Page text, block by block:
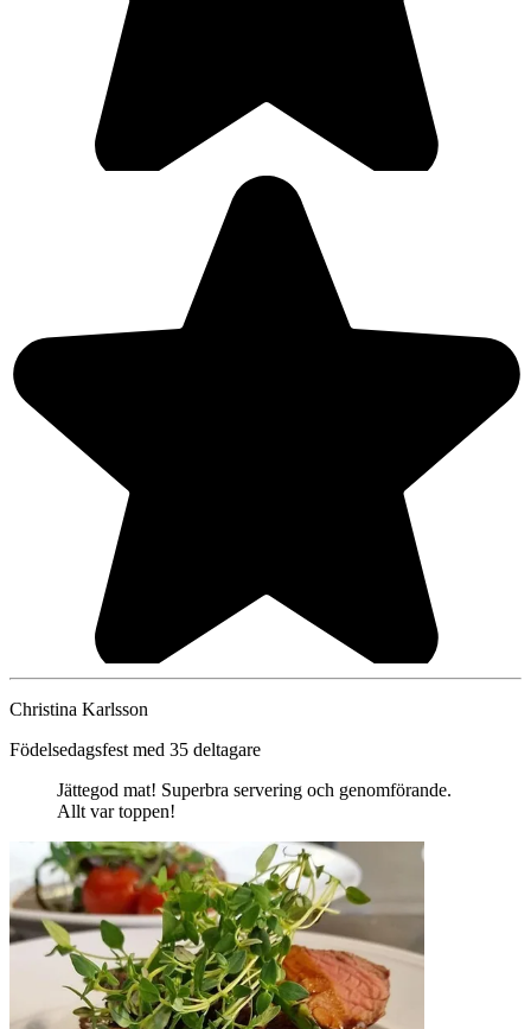
Christina Karlsson
Födelsedagsfest med 35 deltagare
Jättegod mat! Superbra servering och genomförande.
Allt var toppen!